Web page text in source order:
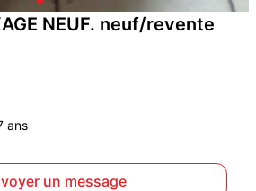
NEUF. neuf/revente
ans
un message